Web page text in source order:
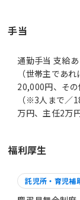
手当
通勤手当 支給
（世帯主であ
20,000円、そ
（※3人まで／
万円、主任2万
福利厚生
託児所・育児補